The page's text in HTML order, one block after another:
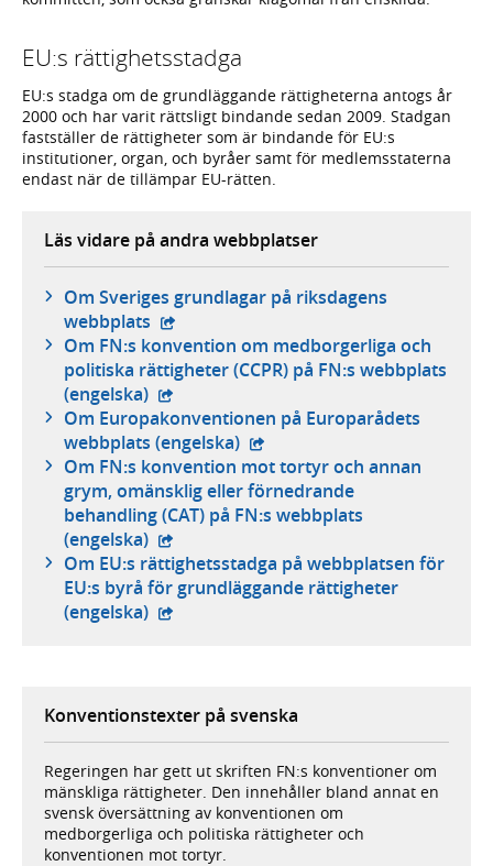
EU:s rättighetsstadga
EU:s stadga om de grundläggande rättigheterna antogs år
2000 och har varit rättsligt bindande sedan 2009. Stadgan
fastställer de rättigheter som är bindande för EU:s
institutioner, organ, och byråer samt för medlemsstaterna
endast när de tillämpar EU-rätten.
Läs vidare på andra webbplatser
Om Sveriges grundlagar på riksdagens
webbplats - extern webbplats,
Om FN:s konvention om medborgerliga och
politiska rättigheter (CCPR) på FN:s webbplats
(engelska) - extern webbplats,
Om Europakonventionen på Europarådets
webbplats (engelska) - extern webbplats,
Om FN:s konvention mot tortyr och annan
grym, omänsklig eller förnedrande
behandling (CAT) på FN:s webbplats
(engelska) - extern webbplats,
Om EU:s rättighetsstadga på webbplatsen för
EU:s byrå för grundläggande rättigheter
(engelska) - extern webbplats,
Konventionstexter på svenska
Regeringen har gett ut skriften FN:s konventioner om
mänskliga rättigheter. Den innehåller bland annat en
svensk översättning av konventionen om
medborgerliga och politiska rättigheter och
konventionen mot tortyr.